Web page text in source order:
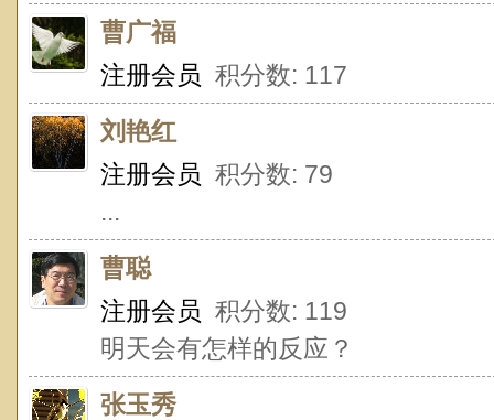
曹广福
注册会员 积分数: 117
刘艳红
注册会员 积分数: 79
...
曹聪
注册会员 积分数: 119
明天会有怎样的反应？
张玉秀